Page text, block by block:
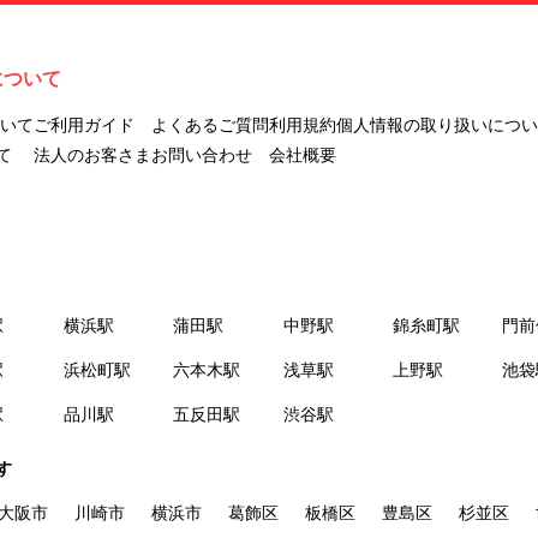
３.「本サイト」とは、当社が運営する本サービスに関するウェブサイ
トを意味します。
４.「物件」とは、本サイトに掲載された賃貸物件を意味します。
す。
７.「本会員制度」とは、会員による本サービスの利用の促進を目的と
８.「本規約等」とは、本規約、マイナビLIVINGご契約にあたり取得す
ョン注文書を意味します。
９.「契約期間開始日」とは、定期建物賃貸借契約（以下「賃貸借契
いて
てご利用ガイド
法人のお客さま
よくあるご質問
お問い合わせ
利用規約
会社概要
個人情報の取り扱いにつ
横浜駅 蒲田駅 中野駅 錦糸町駅 門
浜松町駅 六本木駅 浅草駅 上野駅 池
品川駅 五反田駅 渋谷駅
阪市 川崎市 横浜市 葛飾区 板橋区 豊島区 杉並区